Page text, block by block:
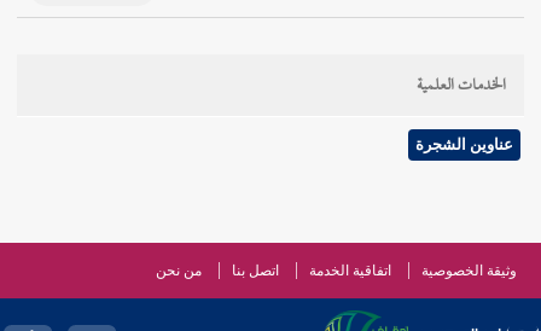
الخدمات العلمية
عناوين الشجرة
وثيقة الخصوصية اتفاقية الخدمة اتصل بنا من نحن